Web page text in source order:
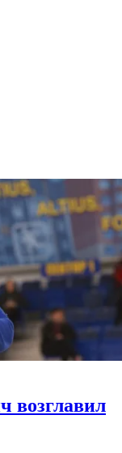
возглавил